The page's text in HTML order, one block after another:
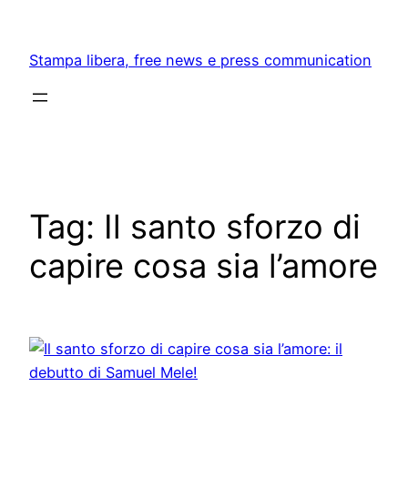
content
Stampa libera, free news e press communication
Tag: Il santo sforzo di
capire cosa sia l’amore